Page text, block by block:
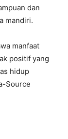
dan
mandiri.
manfaat
positif yang
hidup
Source